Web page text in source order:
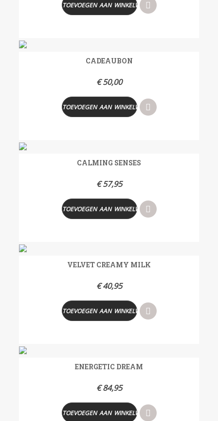
TOEVOEGEN AAN WINKELWAGEN
CADEAUBON
€50,00
TOEVOEGEN AAN WINKELWAGEN
CALMING SENSES
€57,95
TOEVOEGEN AAN WINKELWAGEN
VELVET CREAMY MILK
€40,95
TOEVOEGEN AAN WINKELWAGEN
ENERGETIC DREAM
€84,95
TOEVOEGEN AAN WINKELWAGEN